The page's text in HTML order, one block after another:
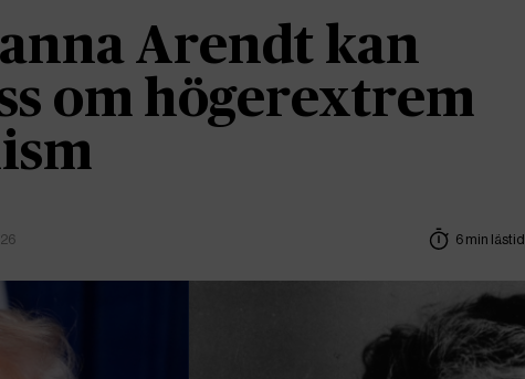
Arendt kan
om högerextrem
6 min lästid